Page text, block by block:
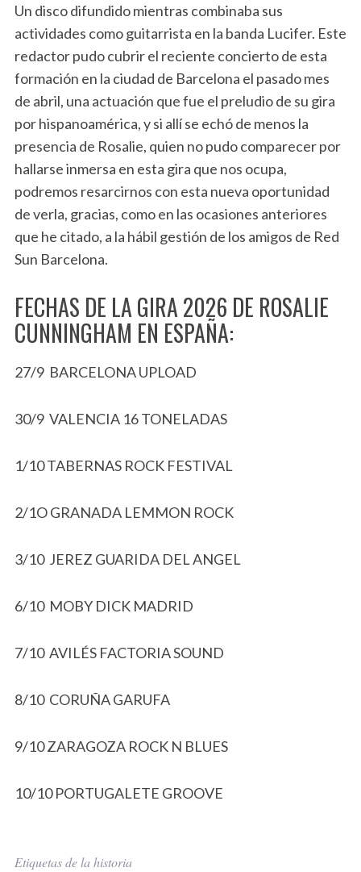
Un disco difundido mientras combinaba sus
actividades como guitarrista en la banda Lucifer. Este
redactor pudo cubrir el reciente concierto de esta
formación en la ciudad de Barcelona el pasado mes
de abril, una actuación que fue el preludio de su gira
por hispanoamérica, y si allí se echó de menos la
presencia de Rosalie, quien no pudo comparecer por
hallarse inmersa en esta gira que nos ocupa,
podremos resarcirnos con esta nueva oportunidad
de verla, gracias, como en las ocasiones anteriores
que he citado, a la hábil gestión de los amigos de Red
Sun Barcelona.
FECHAS DE LA GIRA 2026 DE ROSALIE
CUNNINGHAM EN ESPAÑA:
27/9 BARCELONA UPLOAD
30/9 VALENCIA 16 TONELADAS
1/10 TABERNAS ROCK FESTIVAL
2/1O GRANADA LEMMON ROCK
3/10 JEREZ GUARIDA DEL ANGEL
6/10 MOBY DICK MADRID
7/10 AVILÉS FACTORIA SOUND
8/10 CORUÑA GARUFA
9/10 ZARAGOZA ROCK N BLUES
10/10 PORTUGALETE GROOVE
Etiquetas de la historia